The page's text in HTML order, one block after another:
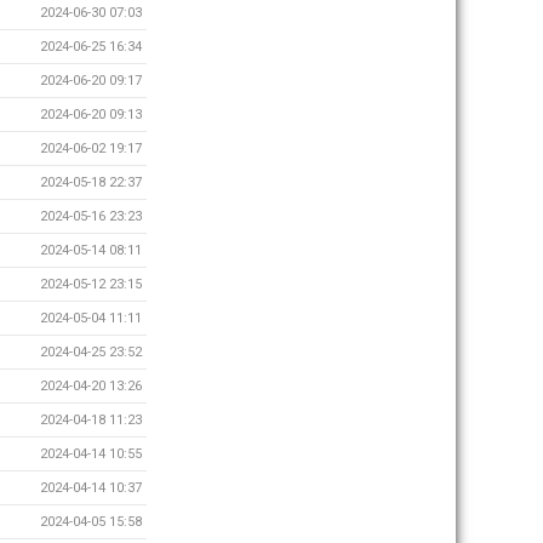
2024-06-30 07:03
2024-06-25 16:34
2024-06-20 09:17
2024-06-20 09:13
2024-06-02 19:17
2024-05-18 22:37
2024-05-16 23:23
2024-05-14 08:11
2024-05-12 23:15
2024-05-04 11:11
2024-04-25 23:52
2024-04-20 13:26
2024-04-18 11:23
2024-04-14 10:55
2024-04-14 10:37
2024-04-05 15:58